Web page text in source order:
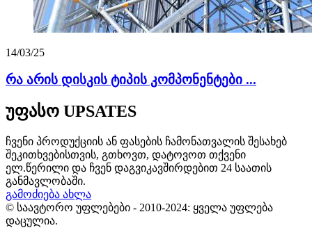
14/03/25
რა არის დისკის ტიპის კომპონენტები ...
უფასო UPSATES
ჩვენი პროდუქციის ან ფასების ჩამონათვალის შესახებ
შეკითხვებისთვის, გთხოვთ, დატოვოთ თქვენი
ელ.წერილი და ჩვენ დაგვიკავშირდებით 24 საათის
განმავლობაში.
გამოძიება ახლა
© საავტორო უფლებები - 2010-2024: ყველა უფლება
დაცულია.